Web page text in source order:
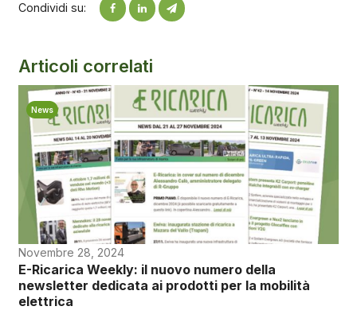
Condividi su:
Articoli correlati
News
Novembre 28, 2024
E-Ricarica Weekly: il nuovo numero della
newsletter dedicata ai prodotti per la mobilità
elettrica